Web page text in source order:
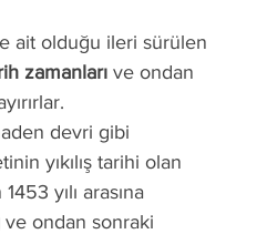
zamanları ve ondan
yıkılış tarihi olan
yılı arasına
ve ondan sonraki